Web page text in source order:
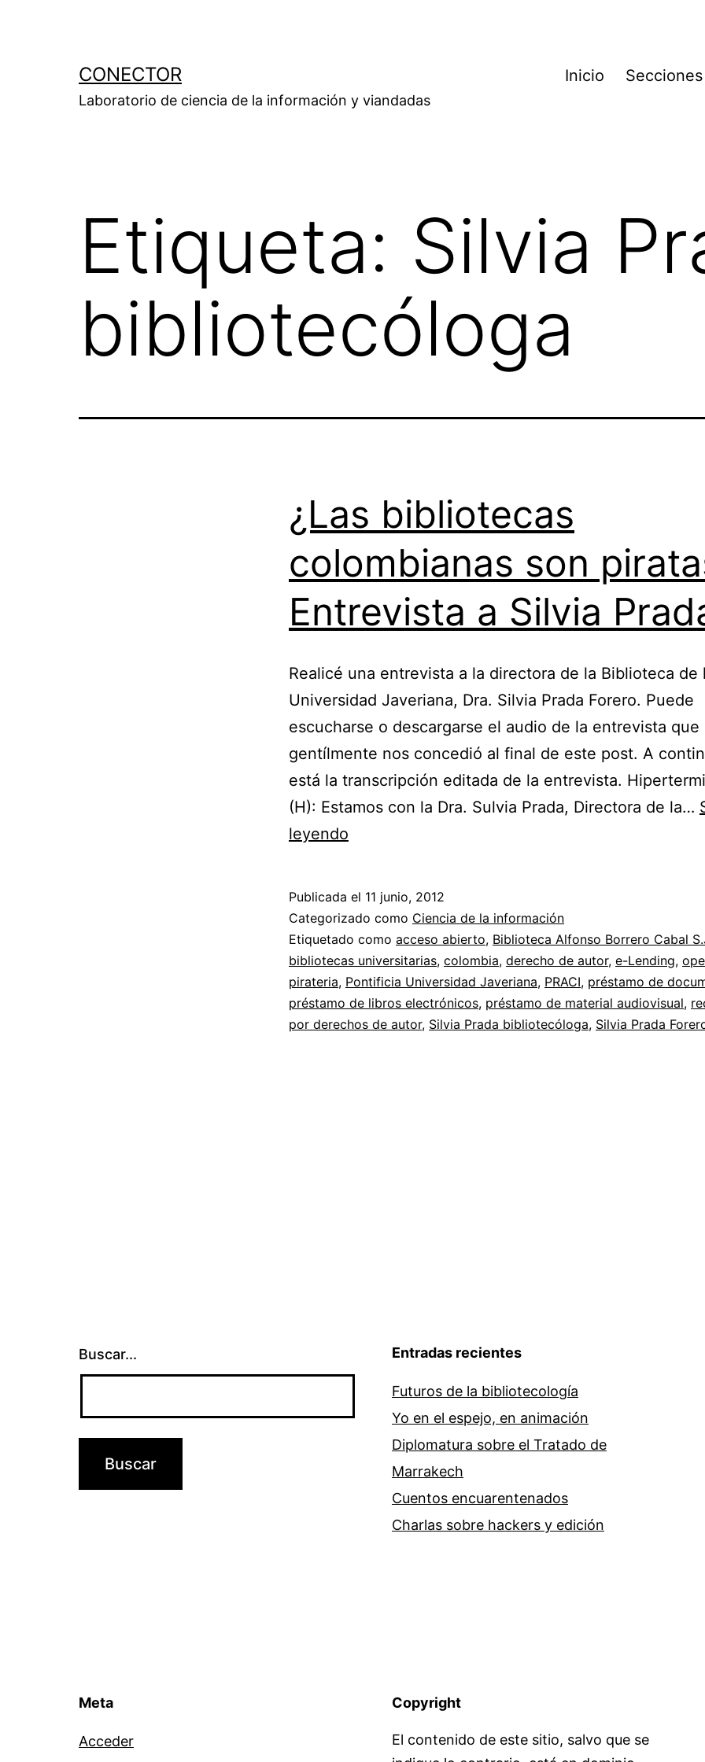
CONECTOR
Laboratorio de ciencia de la información y viandadas
Inicio Secciones
Etiqueta: Silvia
bibliotecóloga
¿Las bibliotecas
colombianas son
Entrevista a Silvia
Realicé una entrevista a la directora de la Biblioteca de
Universidad Javeriana, Dra. Silvia Prada Forero. Puede
escucharse o descargarse el audio de la entrevista que
gentílmente nos concedió al final de este post. A
está la transcripción editada de la entrevista.
(H): Estamos con la Dra. Sulvia Prada, Directora de la…
leyendo
son
piratas?
Entrevista
a
Silvia
Publicada el 11 junio, 2012
Categorizado como Ciencia de la información
Etiquetado como acceso abierto, Biblioteca Alfonso Borrero Cabal
bibliotecas universitarias, colombia, derecho de autor, e-Lending,
pirateria, Pontificia Universidad Javeriana, PRACI, préstamo de
préstamo de libros electrónicos, préstamo de material audiovisual,
por derechos de autor, Silvia Prada bibliotecóloga, Silvia Prada
Buscar... Entradas recientes
Futuros de la bibliotecología
Yo en el espejo, en animación
Diplomatura sobre el Tratado de
Marrakech
Cuentos encuarentenados
Charlas sobre hackers y edición
Meta
Acceder
Copyright
El contenido de este sitio, salvo que se